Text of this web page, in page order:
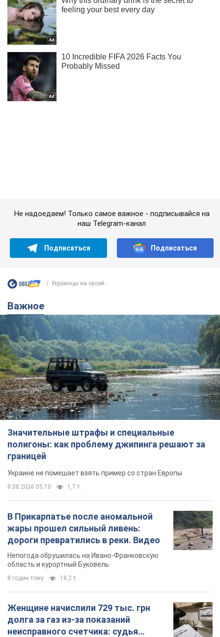
Важное
Значительные штрафы и специальные
полигоны: как проблему джипинга решают за
границей
Украине не помешает взять пример со стран Европы
8.08.2026 05:10 1,7 т.
В Прикарпатье после аномальной
жары прошел сильный ливень:
дороги превратились в реки. Видео
Непогода обрушилась на Ивано-Франковскую
Женщине начислили 729 тыс. грн
долга за газ из-за показаний
неисправного счетчика: судья
вынес неожиданное решение
3 години тому 30,2 т.